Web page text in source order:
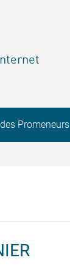
Promeneurs